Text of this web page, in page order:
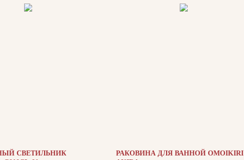
СВЕТИЛЬНИК
РАКОВИНА ДЛЯ ВАННОЙ OMOIKIRI